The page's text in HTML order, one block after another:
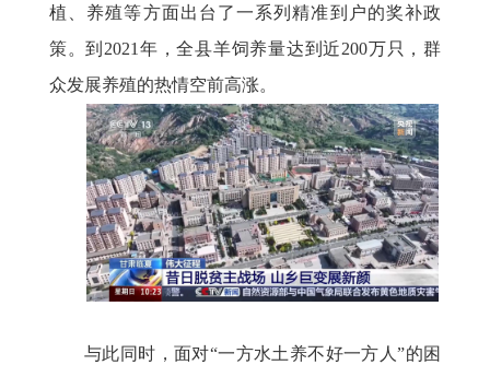
植、养殖等方面出台了一系列精准到户的奖补政
策。到 2021年，全县羊饲养量达到近200万只，群
众发展养殖的热情空前高涨。
与此同时，面对“一方水土养不好一方人”的困